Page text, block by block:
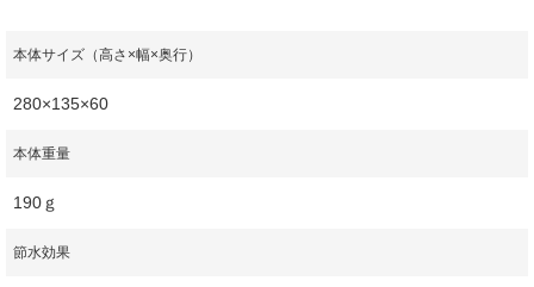
本体サイズ（高さ×幅×奥行）
280×135×60
本体重量
190ｇ
節水効果